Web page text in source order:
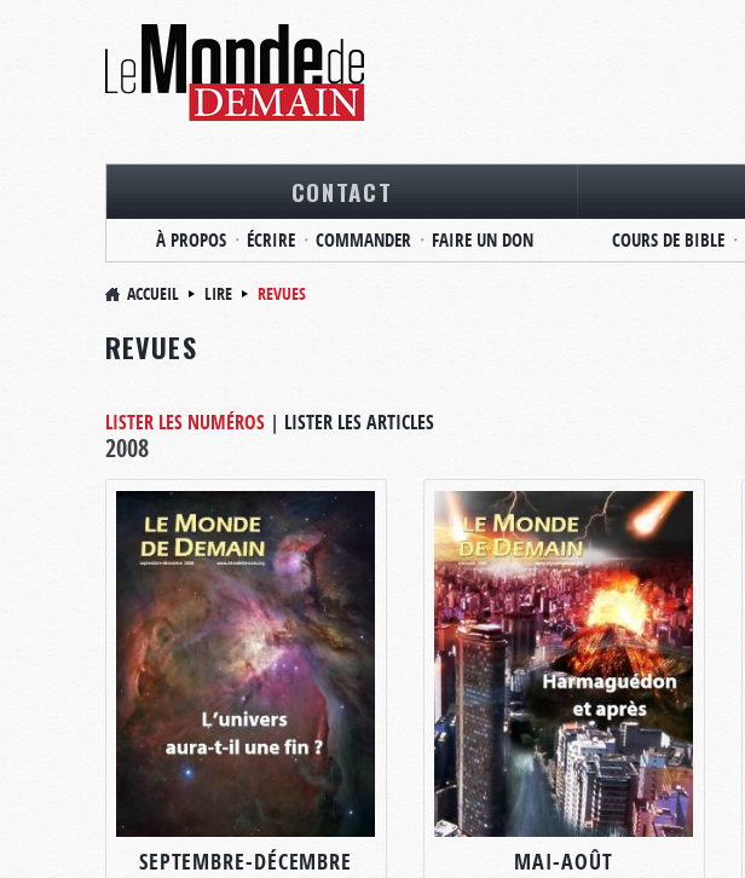
CONTACT
À PROPOS ÉCRIRE COMMANDER FAIRE UN DON COURS DE BIBLE
ACCUEIL LIRE REVUES
REVUES
LISTER LES NUMÉROS | LISTER LES ARTICLES
2008
SEPTEMBRE-DÉCEMBRE MAI-AOÛT